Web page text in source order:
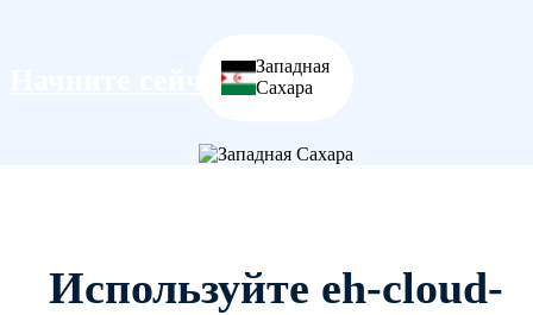
Начните сейчас
Западная
Сахара
Используйте eh-cloud-